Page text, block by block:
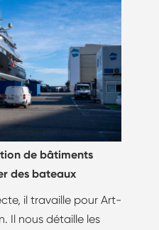
de bâtiments
des bateaux
il travaille pour Art-
Il nous détaille les